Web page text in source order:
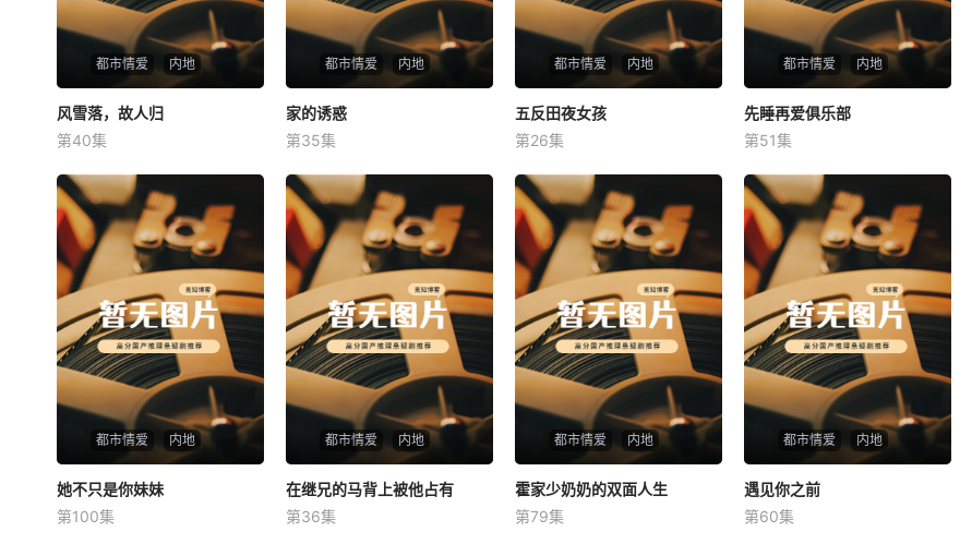
都市情爱 内地
风雪落，故人归
未知
风雪落，故人归
第40集
都市情爱 内地
家的诱惑
未知
家的诱惑
第35集
都市情爱 内地
五反田夜女孩
未知
五反田夜女孩
第26集
都市情爱 内地
先睡再爱俱乐部
未知
先睡再爱俱乐部
第51集
都市情爱 内地
她不只是你妹妹
未知
她不只是你妹妹
第100集
都市情爱 内地
未知
在继兄的马背上被他占有
第36集
都市情爱 内地
霍家少奶奶的双面人生
未知
霍家少奶奶的双面人生
第79集
都市情爱 内地
遇见你之前
未知
遇见你之前
第60集